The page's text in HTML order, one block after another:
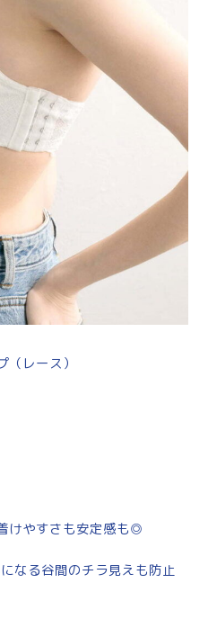
（レース）
けやすさも安定感も◎
なる谷間のチラ見えも防止